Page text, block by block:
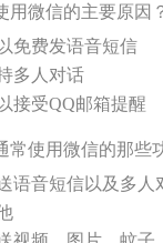
用微信的主要原因
免费发语音短信
多人对话
接受QQ邮箱提醒
常使用微信的那些
语音短信以及多人